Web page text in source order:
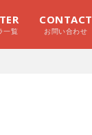
一覧
CONTACT
お問い合わせ